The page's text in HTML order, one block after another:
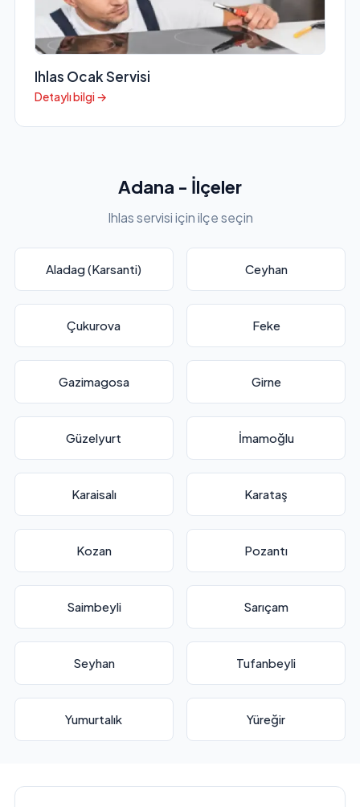
Ihlas Ocak Servisi
Detaylı bilgi →
Adana - İlçeler
Ihlas servisi için ilçe seçin
Aladag (Karsanti) Ceyhan
Çukurova Feke
Gazimagosa Girne
Güzelyurt İmamoğlu
Karaisalı Karataş
Kozan Pozantı
Saimbeyli Sarıçam
Seyhan Tufanbeyli
Yumurtalık Yüreğir